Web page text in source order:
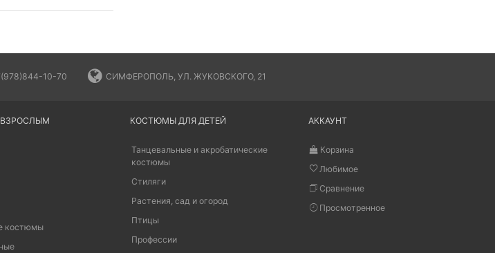
10-70 СИМФЕРОПОЛЬ, УЛ. ЖУКОВСКОГО, 21
костюмы
КОСТЮМЫ ДЛЯ ДЕТЕЙ
Танцевальные и акробатические
костюмы
Стиляги
Растения, сад и огород
Птицы
Профессии
АККАУНТ
Корзина
Любимое
Сравнение
Просмотренное